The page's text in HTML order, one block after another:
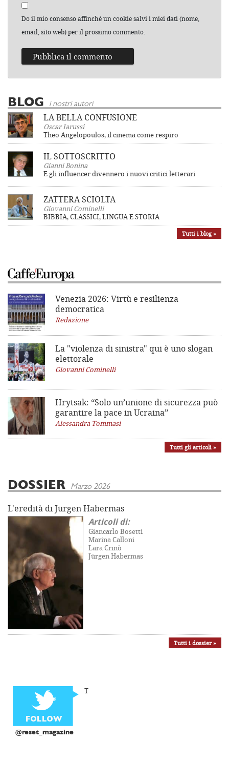
Do il mio consenso affinché un cookie salvi i miei dati (nome,
email, sito web) per il prossimo commento.
BLOG i nostri autori
LA BELLA CONFUSIONE
Oscar Iarussi
Theo Angelopoulos, il cinema come respiro
IL SOTTOSCRITTO
Gianni Bonina
E gli influencer divennero i nuovi critici letterari
ZATTERA SCIOLTA
Giovanni Cominelli
BIBBIA, CLASSICI, LINGUA E STORIA
Tutti i blog »
Venezia 2026: Virtù e resilienza
democratica
Redazione
La "violenza di sinistra" qui è uno slogan
elettorale
Giovanni Cominelli
Hrytsak: “Solo un’unione di sicurezza può
garantire la pace in Ucraina”
Alessandra Tommasi
Tutti gli articoli »
DOSSIER Marzo 2026
L'eredità di Jürgen Habermas
Articoli di:
Giancarlo Bosetti
Marina Calloni
Lara Crinò
Jürgen Habermas
Tutti i dossier »
@reset_magazine
T